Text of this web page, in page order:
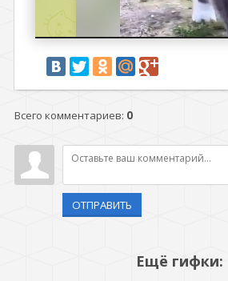
Всего комментариев: 0
ОТПРАВИТЬ
Ещё гифки: